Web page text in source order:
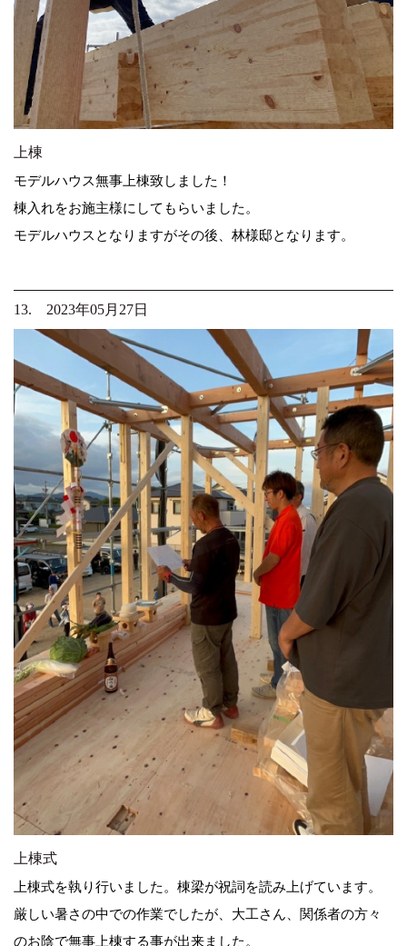
上棟
モデルハウス無事上棟致しました！
棟入れをお施主様にしてもらいました。
モデルハウスとなりますがその後、林様邸となります。
13. 2023年05月27日
上棟式
上棟式を執り行いました。棟梁が祝詞を読み上げています。
厳しい暑さの中での作業でしたが、大工さん、関係者の方々
のお陰で無事上棟する事が出来ました。